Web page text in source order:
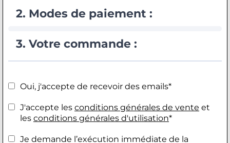
2. Modes de paiement :
3. Votre commande :
Oui, j'accepte de recevoir des emails*
J'accepte les conditions générales de vente et
les conditions générales d'utilisation*
Je demande l’exécution immédiate de la